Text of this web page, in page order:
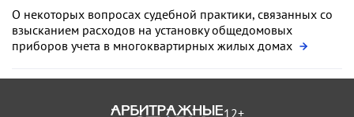
О некоторых вопросах судебной практики, связанных со
взысканием расходов на установку общедомовых
приборов учета в многоквартирных жилых домах
12+